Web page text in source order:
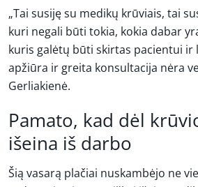
„Tai susiję su medikų krūviais, tai
kuri negali būti tokia, kokia dabar
kuris galėtų būti skirtas pacientui ir
apžiūra ir greita konsultacija nėra
Gerliakienė.
Pamato, kad dėl
išeina iš darbo
Šią vasarą plačiai nuskambėjo ne